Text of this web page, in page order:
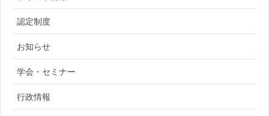
認定制度
お知らせ
学会・セミナー
行政情報